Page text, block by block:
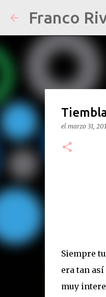
Franco
el marzo 31,
Siempre
era tan
muy